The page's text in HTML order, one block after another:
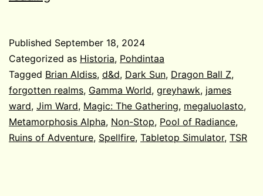
Published September 18, 2024
Categorized as Historia, Pohdintaa
Tagged Brian Aldiss, d&d, Dark Sun, Dragon Ball Z,
forgotten realms, Gamma World, greyhawk, james
ward, Jim Ward, Magic: The Gathering, megaluolasto,
Metamorphosis Alpha, Non-Stop, Pool of Radiance,
Ruins of Adventure, Spellfire, Tabletop Simulator, TSR